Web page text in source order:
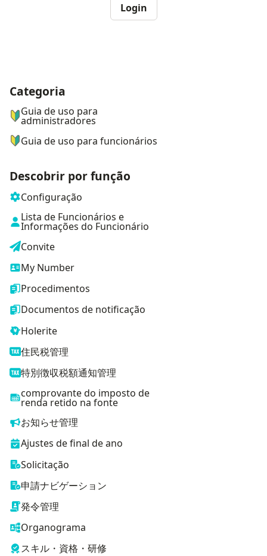
Login
ナビゲーションメニュー
Categoria
Guia de uso para
administradores
Guia de uso para funcionários
Descobrir por função
Configuração
Lista de Funcionários e
Informações do Funcionário
Convite
My Number
Procedimentos
Documentos de notificação
Holerite
住民税管理
特別徴収税額通知管理
comprovante do imposto de
renda retido na fonte
お知らせ管理
Ajustes de final de ano
Solicitação
申請ナビゲーション
発令管理
Organograma
スキル・資格・研修